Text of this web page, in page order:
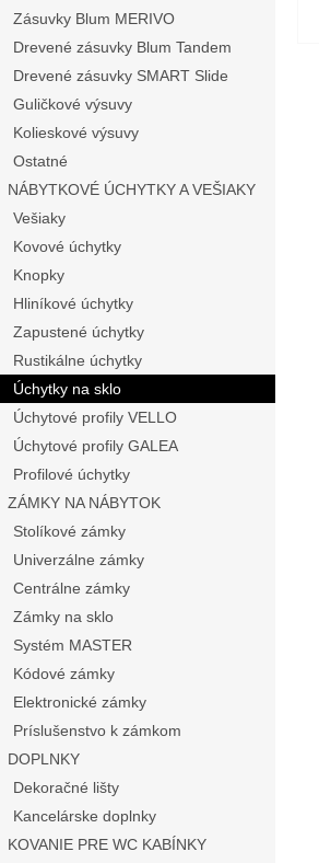
Zásuvky Blum MERIVO
Drevené zásuvky Blum Tandem
Drevené zásuvky SMART Slide
Guličkové výsuvy
Kolieskové výsuvy
Ostatné
NÁBYTKOVÉ ÚCHYTKY A VEŠIAKY
Vešiaky
Kovové úchytky
Knopky
Hliníkové úchytky
Zapustené úchytky
Rustikálne úchytky
Úchytky na sklo
Úchytové profily VELLO
Úchytové profily GALEA
Profilové úchytky
ZÁMKY NA NÁBYTOK
Stolíkové zámky
Univerzálne zámky
Centrálne zámky
Zámky na sklo
Systém MASTER
Kódové zámky
Elektronické zámky
Príslušenstvo k zámkom
DOPLNKY
Dekoračné lišty
Kancelárske doplnky
KOVANIE PRE WC KABÍNKY